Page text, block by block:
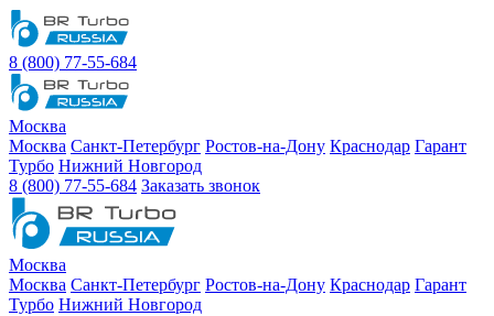
8 (800) 77-55-684
Москва
Москва Санкт-Петербург Ростов-на-Дону Краснодар Гарант
Турбо Нижний Новгород
8 (800) 77-55-684 Заказать звонок
Москва
Москва Санкт-Петербург Ростов-на-Дону Краснодар Гарант
Турбо Нижний Новгород